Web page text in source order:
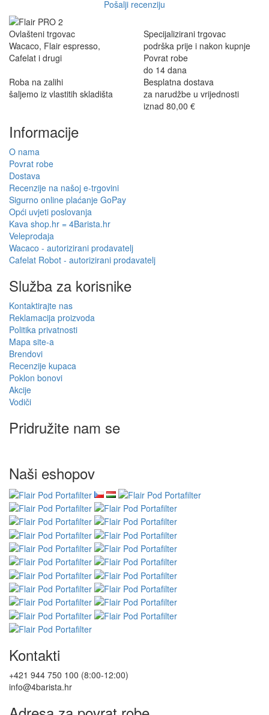
Pošalji recenziju
Ovlašteni trgovac
Wacaco, Flair espresso,
Cafelat i drugi
Specijalizirani trgovac
podrška prije i nakon kupnje
Povrat robe
do 14 dana
Roba na zalihi
šaljemo iz vlastitih skladišta
Besplatna dostava
za narudžbe u vrijednosti
iznad 80,00 €
Informacije
O nama
Povrat robe
Dostava
Recenzije na našoj e-trgovini
Sigurno online plaćanje GoPay
Opći uvjeti poslovanja
Kava shop.hr = 4Barista.hr
Veleprodaja
Wacaco - autorizirani prodavatelj
Cafelat Robot - autorizirani prodavatelj
Služba za korisnike
Kontaktirajte nas
Reklamacija proizvoda
Politika privatnosti
Mapa site-a
Brendovi
Recenzije kupaca
Poklon bonovi
Akcije
Vodiči
Pridružite nam se
Naši eshopov
Kontakti
+421 944 750 100 (8:00-12:00)
info@4barista.hr